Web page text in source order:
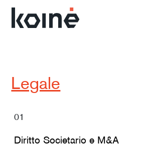
EN
Legale
01
Diritto Societario e M&A